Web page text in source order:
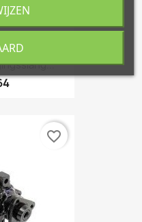
favorite_border